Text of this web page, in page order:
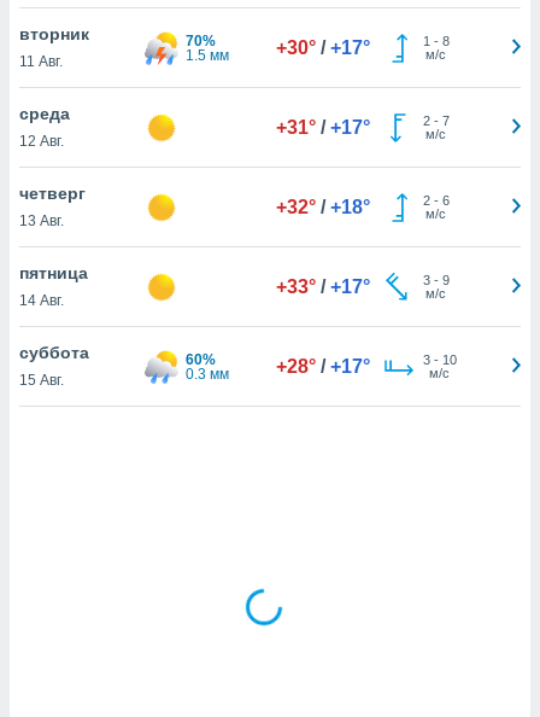
cookie
в
ВЫ
равно
нашим
вторник
11 Авг.
70%
1.5 мм
+30° / +17° 1 - 8
м/с
среда
12 Авг.
+31° / +17° 2- 7
м/с
четверг
13 Авг.
+32° / +18° 2- 6
м/с
пятница
14 Авг.
+33° / +17° 3- 9
м/с
суббота
15 Авг.
60%
0.3 мм
+28° / +17° 3- 10
м/с